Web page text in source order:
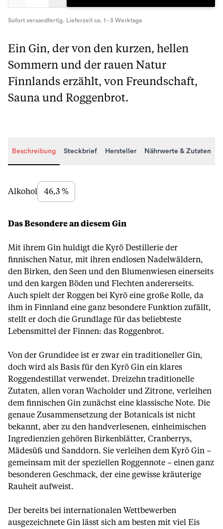
Sofort versandfertig. Lieferzeit ca. 1 - 3 Werktage
Ein Gin, der von den kurzen, hellen
Sommern und der rauen Natur
Finnlands erzählt, von Freundschaft,
Sauna und Roggenbrot.
Beschreibung Steckbrief Hersteller Nährwerte & Zutaten
Beschreibung
Alkohol 46,3 %
Das Besondere an diesem Gin
Mit ihrem Gin huldigt die Kyrö Destillerie der
finnischen Natur, mit ihren endlosen Nadelwäldern,
den Birken, den Seen und den Blumenwiesen einerseits
und den kargen Böden und Flechten andererseits.
Auch spielt der Roggen bei Kyrö eine große Rolle, da
ihm in Finnland eine ganz besondere Funktion zufällt,
stellt er doch die Grundlage für das beliebteste
Lebensmittel der Finnen: das Roggenbrot.
Von der Grundidee ist er zwar ein traditioneller Gin,
doch wird als Basis für den Kyrö Gin ein klares
Roggendestillat verwendet. Dreizehn traditionelle
Zutaten, allen voran Wacholder und Zitrone, verleihen
dem finnischen Gin zunächst eine klassische Note. Die
genaue Zusammensetzung der Botanicals ist nicht
bekannt, aber zu den handverlesenen, einheimischen
Ingredienzien gehören Birkenblätter, Cranberrys,
Mädesüß und Sanddorn. Sie verleihen dem Kyrö Gin –
gemeinsam mit der speziellen Roggennote – einen ganz
besonderen Geschmack, der eine gewisse kräuterige
Rauheit aufweist.
Der bereits bei internationalen Wettbewerben
ausgezeichnete Gin lässt sich am besten mit viel Eis